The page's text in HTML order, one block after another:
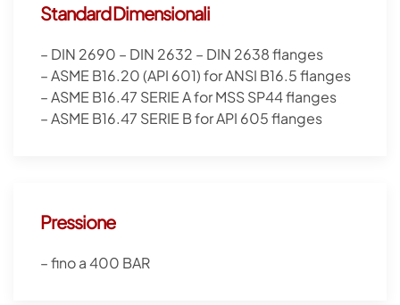
Standard Dimensionali
– DIN 2690 – DIN 2632 – DIN 2638 flanges
– ASME B16.20 (API 601) for ANSI B16.5 flanges
– ASME B16.47 SERIE A for MSS SP44 flanges
– ASME B16.47 SERIE B for API 605 flanges
Pressione
– fino a 400 BAR